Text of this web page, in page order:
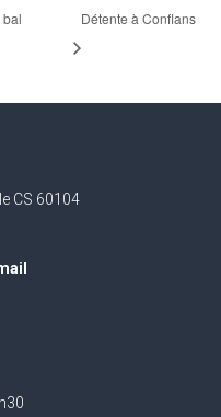
bal
Détente à Conflans
CS 60104